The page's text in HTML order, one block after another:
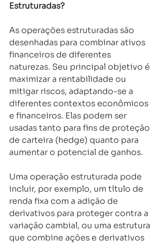
Estruturadas?
As operações estruturadas são
desenhadas para combinar ativos
financeiros de diferentes
naturezas. Seu principal objetivo é
maximizar a rentabilidade ou
mitigar riscos, adaptando-se a
diferentes contextos econômicos
e financeiros. Elas podem ser
usadas tanto para fins de proteção
de carteira (hedge) quanto para
aumentar o potencial de ganhos.
Uma operação estruturada pode
incluir, por exemplo, um título de
renda fixa com a adição de
derivativos para proteger contra a
variação cambial, ou uma estrutura
que combine ações e derivativos